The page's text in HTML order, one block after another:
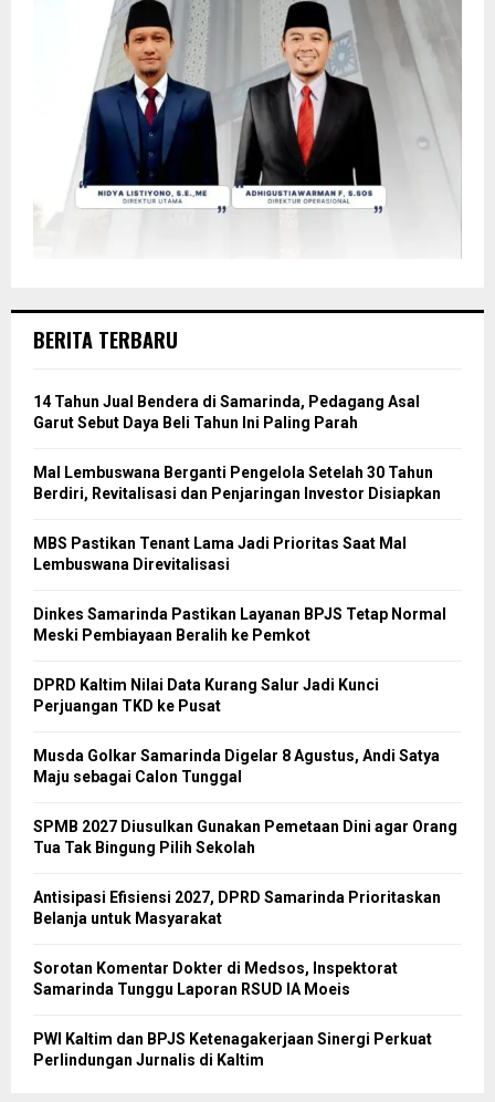
BERITA TERBARU
14 Tahun Jual Bendera di Samarinda, Pedagang Asal
Garut Sebut Daya Beli Tahun Ini Paling Parah
Mal Lembuswana Berganti Pengelola Setelah 30 Tahun
Berdiri, Revitalisasi dan Penjaringan Investor Disiapkan
MBS Pastikan Tenant Lama Jadi Prioritas Saat Mal
Lembuswana Direvitalisasi
Dinkes Samarinda Pastikan Layanan BPJS Tetap Normal
Meski Pembiayaan Beralih ke Pemkot
DPRD Kaltim Nilai Data Kurang Salur Jadi Kunci
Perjuangan TKD ke Pusat
Musda Golkar Samarinda Digelar 8 Agustus, Andi Satya
Maju sebagai Calon Tunggal
SPMB 2027 Diusulkan Gunakan Pemetaan Dini agar Orang
Tua Tak Bingung Pilih Sekolah
Antisipasi Efisiensi 2027, DPRD Samarinda Prioritaskan
Belanja untuk Masyarakat
Sorotan Komentar Dokter di Medsos, Inspektorat
Samarinda Tunggu Laporan RSUD IA Moeis
PWI Kaltim dan BPJS Ketenagakerjaan Sinergi Perkuat
Perlindungan Jurnalis di Kaltim